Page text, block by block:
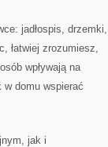
jadłospis, drzemki,
łatwiej zrozumiesz,
wpływają na
domu wspierać
jak i